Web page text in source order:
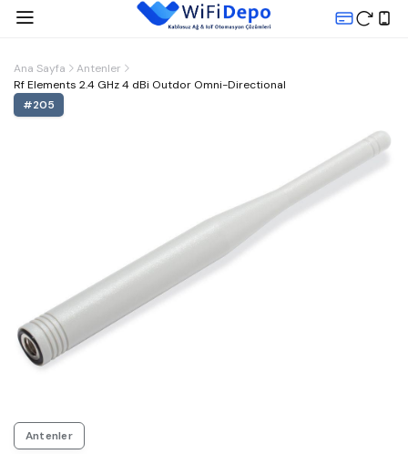
Ana Sayfa
Antenler
Rf Elements 2.4 GHz 4 dBi Outdor Omni-Directional
#205
Antenler